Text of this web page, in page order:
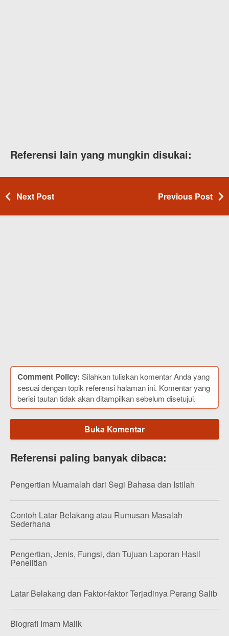
Referensi lain yang mungkin disukai:
Next Post Previous Post
Comment Policy: Silahkan tuliskan komentar Anda yang
sesuai dengan topik referensi halaman ini. Komentar yang
berisi tautan tidak akan ditampilkan sebelum disetujui.
Buka Komentar
Referensi paling banyak dibaca:
Pengertian Muamalah dari Segi Bahasa dan Istilah
Contoh Latar Belakang atau Rumusan Masalah
Sederhana
Pengertian, Jenis, Fungsi, dan Tujuan Laporan Hasil
Penelitian
Latar Belakang dan Faktor-faktor Terjadinya Perang Salib
Biografi Imam Malik